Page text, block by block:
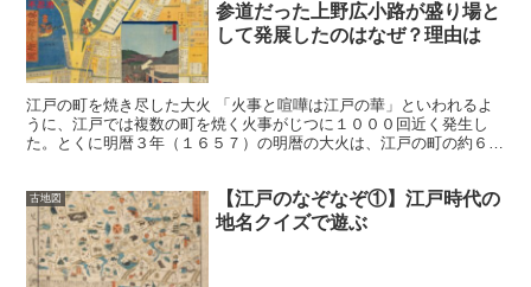
参道だった上野広小路が盛り場と
して発展したのはなぜ？理由は
江戸の町を焼き尽した大火 「火事と喧嘩は江戸の華」といわれるよ
うに、江戸では複数の町を焼く火事がじつに１０００回近く発生し
た。とくに明暦３年（１６５７）の明暦の大火は、江戸の町の約６割
古地図
【江戸のなぞなぞ①】江戸時代の
地名クイズで遊ぶ